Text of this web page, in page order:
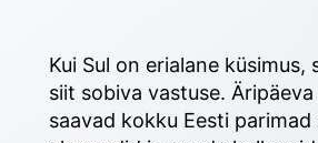
Kui Sul on erialane küsimus,
siit sobiva vastuse.
saavad kokku Eesti